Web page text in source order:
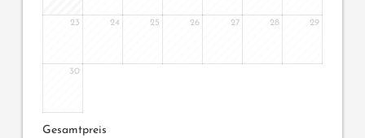
23 24 25 26 27 28 29
30
Gesamtpreis